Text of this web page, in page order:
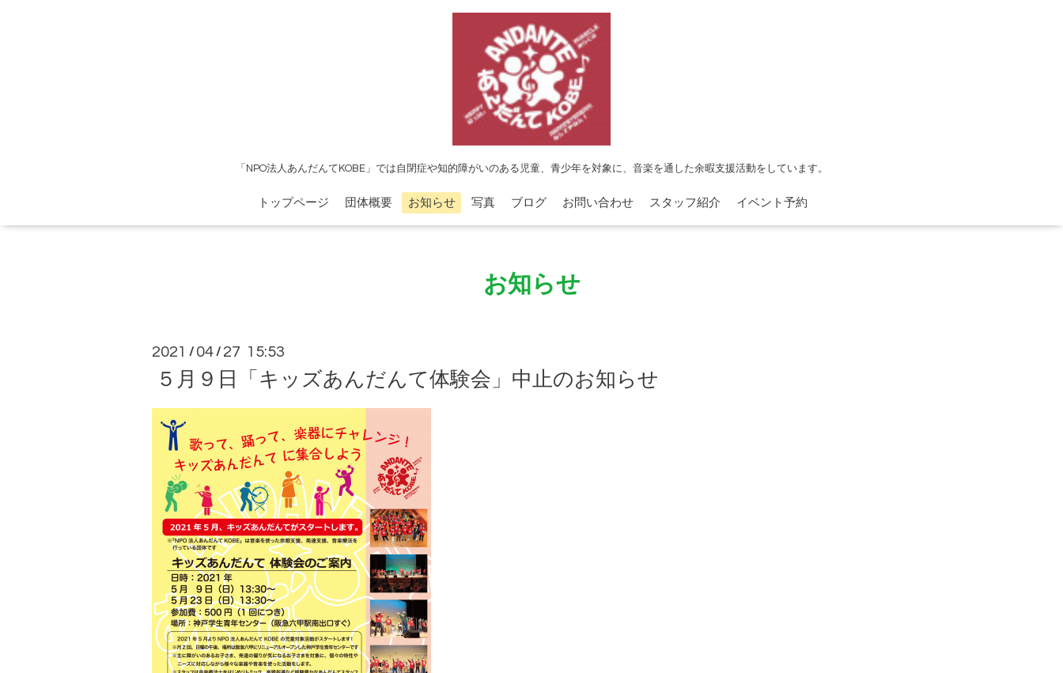
「NPO法人あんだんてKOBE」では自閉症や知的障がいのある児童、青少年を対象に、音楽を通した余暇支援活動をしています。
トップページ 団体概要 お知らせ 写真 ブログ お問い合わせ スタッフ紹介 イベント予約
お知らせ
2021 / 04 / 27 15:53
５月９日「キッズあんだんて体験会」中止のお知らせ